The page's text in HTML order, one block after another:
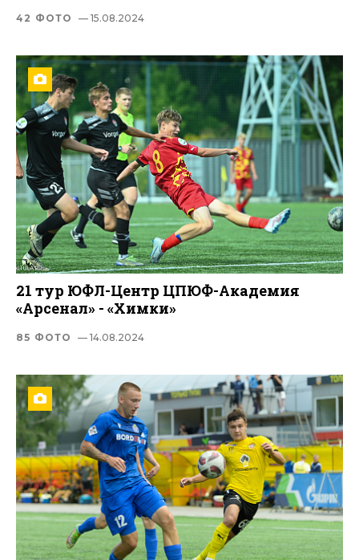
42 ФОТО — 15.08.2024
21 тур ЮФЛ-Центр ЦПЮФ-Академия
«Арсенал» - «Химки»
85 ФОТО — 14.08.2024